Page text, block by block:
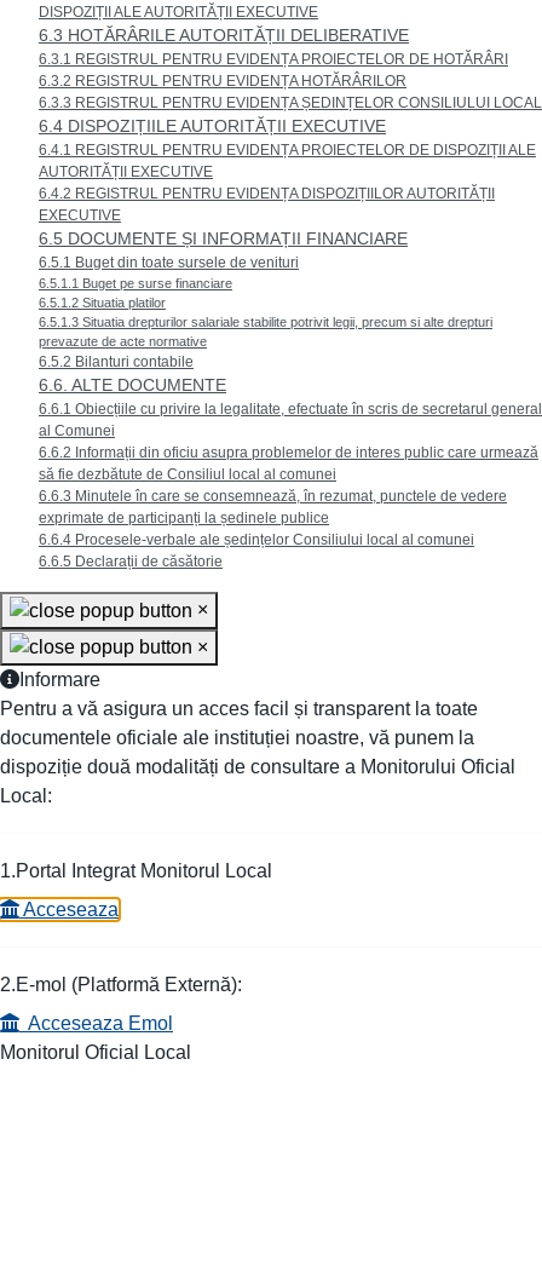
DISPOZIȚII ALE AUTORITĂȚII EXECUTIVE
6.3 HOTĂRÂRILE AUTORITĂȚII DELIBERATIVE
6.3.1 REGISTRUL PENTRU EVIDENȚA PROIECTELOR DE HOTĂRÂRI
6.3.2 REGISTRUL PENTRU EVIDENȚA HOTĂRÂRILOR
6.3.3 REGISTRUL PENTRU EVIDENȚA ȘEDINȚELOR CONSILIULUI LOCAL
6.4 DISPOZIȚIILE AUTORITĂȚII EXECUTIVE
6.4.1 REGISTRUL PENTRU EVIDENȚA PROIECTELOR DE DISPOZIȚII ALE
AUTORITĂȚII EXECUTIVE
6.4.2 REGISTRUL PENTRU EVIDENȚA DISPOZIȚIILOR AUTORITĂȚII
EXECUTIVE
6.5 DOCUMENTE ȘI INFORMAȚII FINANCIARE
6.5.1 Buget din toate sursele de venituri
6.5.1.1 Buget pe surse financiare
6.5.1.2 Situatia platilor
6.5.1.3 Situatia drepturilor salariale stabilite potrivit legii, precum si alte drepturi
prevazute de acte normative
6.5.2 Bilanturi contabile
6.6. ALTE DOCUMENTE
6.6.1 Obiecțiile cu privire la legalitate, efectuate în scris de secretarul general
al Comunei
6.6.2 Informații din oficiu asupra problemelor de interes public care urmează
să fie dezbătute de Consiliul local al comunei
6.6.3 Minutele în care se consemnează, în rezumat, punctele de vedere
exprimate de participanți la ședinele publice
6.6.4 Procesele-verbale ale ședințelor Consiliului local al comunei
6.6.5 Declarații de căsătorie
×
×
Informare
Pentru a vă asigura un acces facil și transparent la toate
documentele oficiale ale instituției noastre, vă punem la
dispoziție două modalități de consultare a Monitorului Oficial
Local:
1.Portal Integrat Monitorul Local
Acceseaza
2.E-mol (Platformă Externă):
Acceseaza Emol
Monitorul Oficial Local